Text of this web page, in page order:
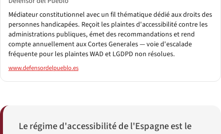
Médiateur constitutionnel avec un fil thématique dédié aux droits des
personnes handicapées. Reçoit les plaintes d'accessibilité contre les
administrations publiques, émet des recommandations et rend
compte annuellement aux Cortes Generales — voie d'escalade
fréquente pour les plaintes WAD et LGDPD non résolues.
www.defensordelpueblo.es
Le régime d'accessibilité de l'Espagne est le